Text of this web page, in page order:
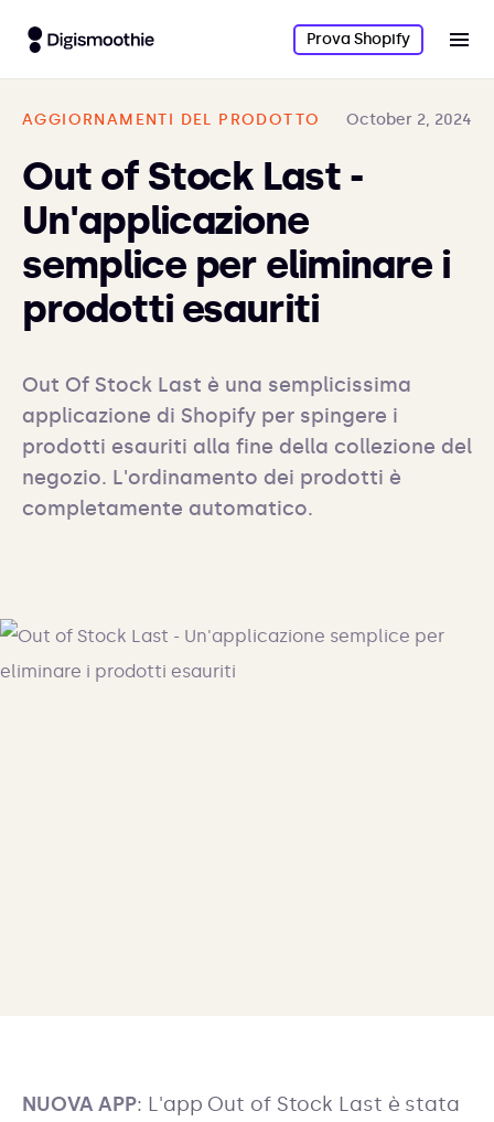
Prova Shopify
AGGIORNAMENTI DEL PRODOTTO October 2, 2024
Out of Stock Last -
Un'applicazione
semplice per eliminare i
prodotti esauriti
Out Of Stock Last è una semplicissima
applicazione di Shopify per spingere i
prodotti esauriti alla fine della collezione del
negozio. L'ordinamento dei prodotti è
completamente automatico.
NUOVA APP: L'app Out of Stock Last è stata